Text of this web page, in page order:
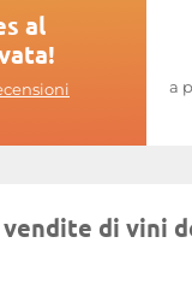
al
a
di vini